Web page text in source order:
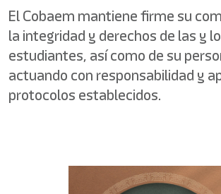
El Cobaem mantiene firme su
la integridad y derechos de las y
estudiantes, así como de su
actuando con responsabilidad y
protocolos establecidos.